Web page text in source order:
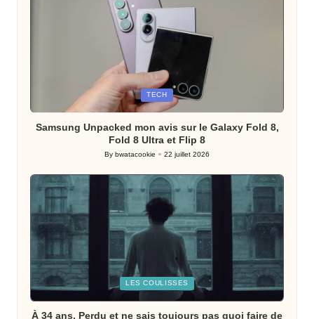
TECH
Samsung Unpacked mon avis sur le Galaxy Fold 8,
Fold 8 Ultra et Flip 8
Posted
By bwatacookie 22 juillet 2026
LES COULISSES
À 34 ans, Perdu et ne sais toujours pas quoi faire de